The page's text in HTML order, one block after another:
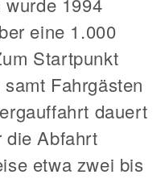
eine 1.000
Startpunkt
Fahrgästen
dauert
die Abfahrt
etwa zwei bis